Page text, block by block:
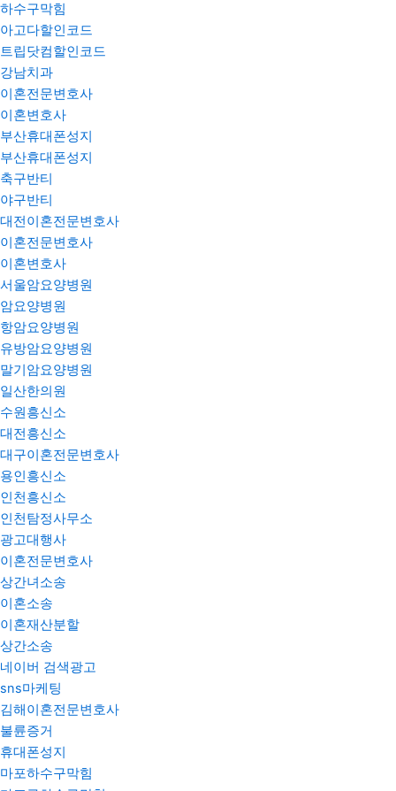
하수구막힘
아고다할인코드
트립닷컴할인코드
강남치과
이혼전문변호사
이혼변호사
부산휴대폰성지
부산휴대폰성지
축구반티
야구반티
대전이혼전문변호사
이혼전문변호사
이혼변호사
서울암요양병원
암요양병원
항암요양병원
유방암요양병원
말기암요양병원
일산한의원
수원흥신소
대전흥신소
대구이혼전문변호사
용인흥신소
인천흥신소
인천탐정사무소
광고대행사
이혼전문변호사
상간녀소송
이혼소송
이혼재산분할
상간소송
네이버 검색광고
sns마케팅
김해이혼전문변호사
불륜증거
휴대폰성지
마포하수구막힘